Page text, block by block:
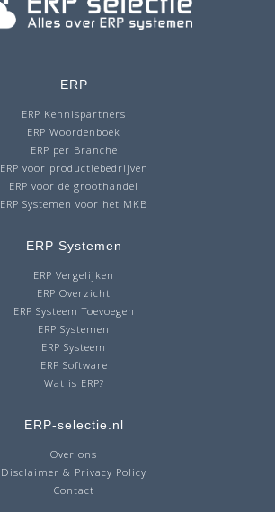
ERP
ERP Kennispartners
ERP Woordenboek
ERP per Branche
ERP voor productiebedrijven
ERP voor de groothandel
ERP Systemen voor het MKB
ERP Systemen
ERP Vergelijken
ERP Overzicht
ERP Systeem Toevoegen
ERP Systemen
ERP Systeem
ERP Software
Wat is ERP?
ERP-selectie.nl
Over ons
Disclaimer & Privacy Policy
Contact